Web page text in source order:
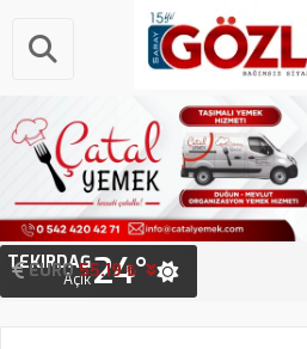
EURO 55.19 ₺
STERLIN 64.44 ₺
TEKIRDAĞ
Açık24°